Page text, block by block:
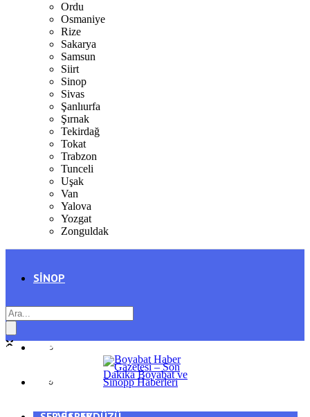
Ordu
Osmaniye
Rize
Sakarya
Samsun
Siirt
Sinop
Sivas
Şanlıurfa
Şırnak
Tekirdağ
Tokat
Trabzon
Tunceli
Uşak
Van
Yalova
Yozgat
Zonguldak
SINOP
AYANCIK
GENEL
SPOR